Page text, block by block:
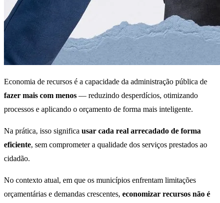
Economia de recursos é a capacidade da administração pública de
fazer mais com menos — reduzindo desperdícios, otimizando
processos e aplicando o orçamento de forma mais inteligente.
Na prática, isso significa usar cada real arrecadado de forma
eficiente, sem comprometer a qualidade dos serviços prestados ao
cidadão.
No contexto atual, em que os municípios enfrentam limitações
orçamentárias e demandas crescentes, economizar recursos não é